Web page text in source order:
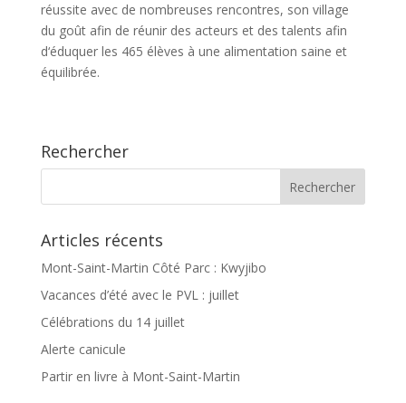
réussite avec de nombreuses rencontres, son village
du goût afin de réunir des acteurs et des talents afin
d‘éduquer les 465 élèves à une alimentation saine et
équilibrée.
Rechercher
Articles récents
Mont-Saint-Martin Côté Parc : Kwyjibo
Vacances d’été avec le PVL : juillet
Célébrations du 14 juillet
Alerte canicule
Partir en livre à Mont-Saint-Martin